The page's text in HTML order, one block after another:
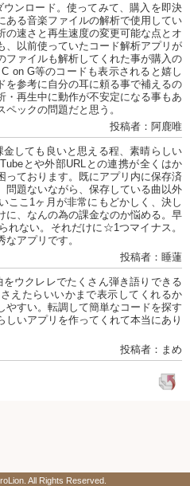
ンロード。使ってみて、購入を即決
ある音楽ファイルの解析で使用してい
の速さと再生速度の変更可能な点とオ
、以前使っていたコード解析アプリが
ファイルも解析してくれた事が購入の
on G等のコードも表示されると嬉し
を参考に自分の耳に頼る事で補えるの
・再生中に動作が不安定になる事もあ
ックの問題だと思う。
投稿者：阿鹿唯
しても良いと思える程、素晴らしい
とや外部URLとの連携が全くはか
っております。既にアプリ内に保存済
問題ないながら、保存している曲以外
ここ1ヶ月が非常にもどかしく、決し
に、なんの為の課金なのか悩める。早
れない。それだけに☆1つマイナス。
アプリです。
投稿者：睡蓮
ウクレレでたくさん弾き語りできる
えたらいいかまで表示してくれるか
やすい。転調して簡単なコードを探す
しいアプリを作ってくれて本当にあり
投稿者：まめ
All Rights Reserved.